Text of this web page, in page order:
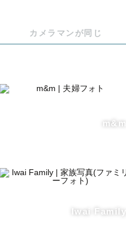
カメラマンが同じ
m&m
Iwai Family